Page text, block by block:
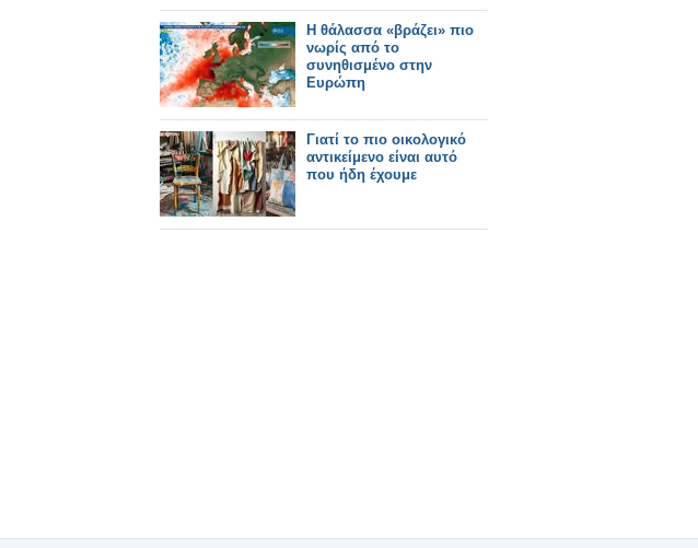
Η θάλασσα «βράζει» πιο
νωρίς από το
συνηθισμένο στην
Ευρώπη
Γιατί το πιο οικολογικό
αντικείμενο είναι αυτό
που ήδη έχουμε